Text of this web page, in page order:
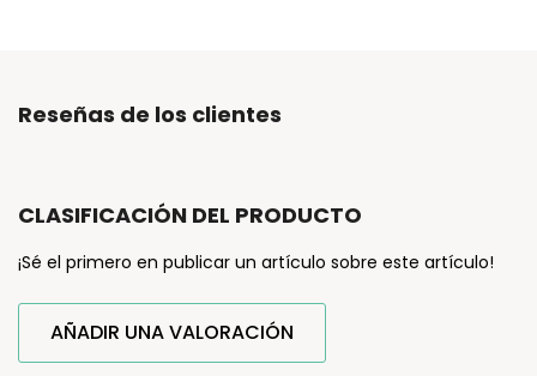
Reseñas de los clientes
CLASIFICACIÓN DEL PRODUCTO
¡Sé el primero en publicar un artículo sobre este artículo!
AÑADIR UNA VALORACIÓN